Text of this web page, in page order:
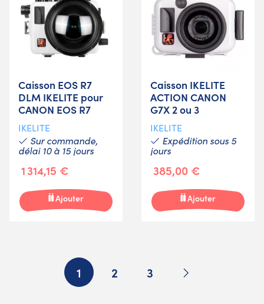
Caisson EOS R7
DLM IKELITE pour
CANON EOS R7
IKELITE
Sur commande,
délai 10 à 15 jours
1 314,15 €
Ajouter
Caisson IKELITE
ACTION CANON
G7X 2 ou 3
IKELITE
Expédition sous 5
jours
385,00 €
Ajouter
1 2 3 Suivant